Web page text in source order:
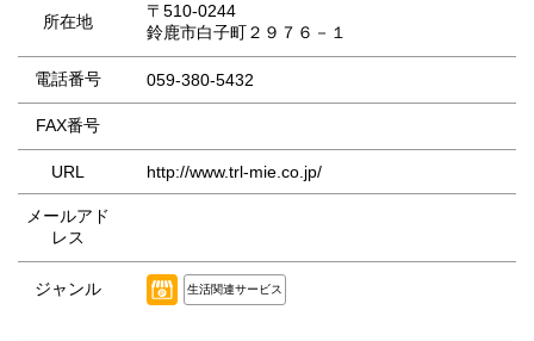
所在地
〒510-0244
鈴鹿市白子町２９７６－１
電話番号 059-380-5432
FAX番号
URL http://www.trl-mie.co.jp/
メールアド
レス
ジャンル 生活関連サービス